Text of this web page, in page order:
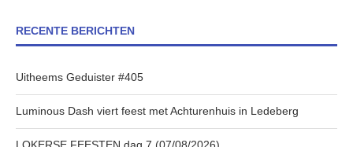
RECENTE BERICHTEN
Uitheems Geduister #405
Luminous Dash viert feest met Achturenhuis in Ledeberg